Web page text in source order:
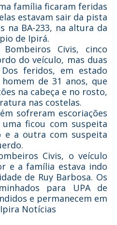
família ficaram feridas
estavam sair da pista
na BA-233, na altura da
de Ipirá.
Civis, cinco
do veículo, mas duas
feridos, em estado
de 31 anos, que
na cabeça e no rosto,
nas costelas.
sofreram escoriações
ficou com suspeita
a outra com suspeita
Civis, o veículo
e a família estava indo
de Ruy Barbosa. Os
para UPA de
e permanecem em
Notícias